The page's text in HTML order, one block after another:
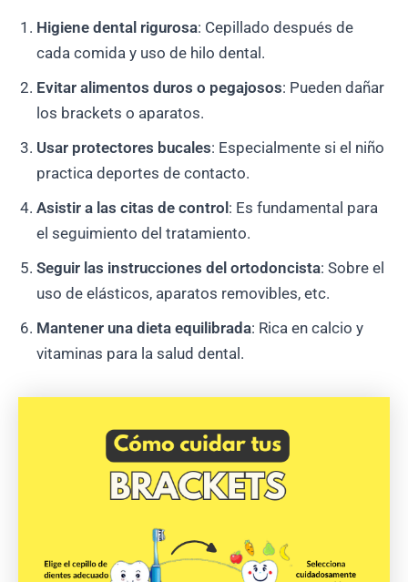
Higiene dental rigurosa: Cepillado después de
cada comida y uso de hilo dental.
Evitar alimentos duros o pegajosos: Pueden dañar
los brackets o aparatos.
Usar protectores bucales: Especialmente si el niño
practica deportes de contacto.
Asistir a las citas de control: Es fundamental para
el seguimiento del tratamiento.
Seguir las instrucciones del ortodoncista: Sobre el
uso de elásticos, aparatos removibles, etc.
Mantener una dieta equilibrada: Rica en calcio y
vitaminas para la salud dental.